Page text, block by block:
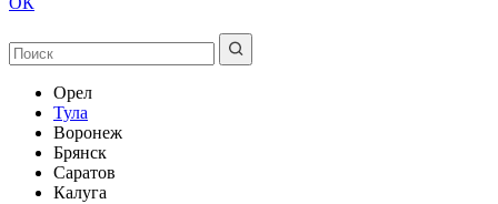
Орел
Тула
Воронеж
Брянск
Саратов
Калуга